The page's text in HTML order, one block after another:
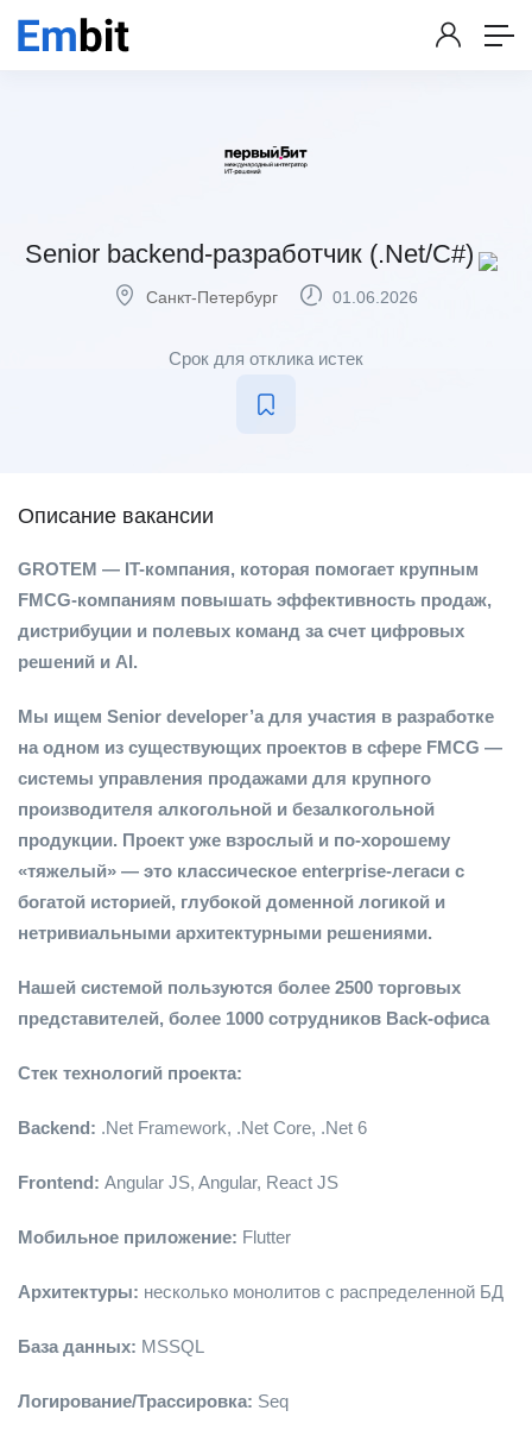
Senior backend-разработчик (.Net/C#)
Санкт-Петербург 01.06.2026
Срок для отклика истек
Описание вакансии
GROTEM — IT-компания, которая помогает крупным
FMCG-компаниям повышать эффективность продаж,
дистрибуции и полевых команд за счет цифровых
решений и AI.
Мы ищем Senior developer’a для участия в разработке
на одном из существующих проектов в сфере FMCG —
системы управления продажами для крупного
производителя алкогольной и безалкогольной
продукции. Проект уже взрослый и по-хорошему
«тяжелый» — это классическое enterprise-легаси с
богатой историей, глубокой доменной логикой и
нетривиальными архитектурными решениями.
Нашей системой пользуются более 2500 торговых
представителей, более 1000 сотрудников Back-офиса
Стек технологий проекта:
Backend: .Net Framework, .Net Core, .Net 6
Frontend: Angular JS, Angular, React JS
Мобильное приложение: Flutter
Архитектуры: несколько монолитов с распределенной БД
База данных: MSSQL
Логирование/Трассировка: Seq